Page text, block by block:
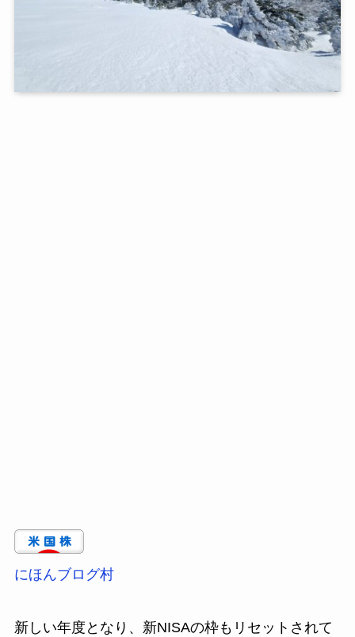
にほんブログ村
新しい年度となり、新NISAの枠もリセットされて